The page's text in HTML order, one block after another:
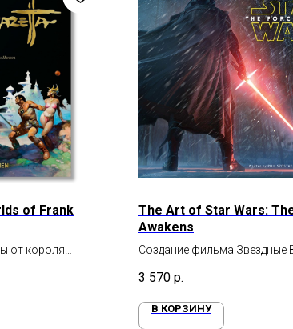
of Frank
от короля
The Art of Star Wars:
Awakens
Создание фильма Звездные
3 570 р.
В КОРЗИНУ